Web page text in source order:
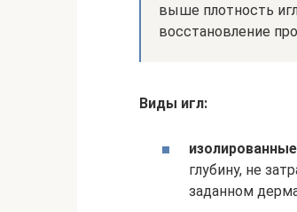
выше плотность
восстановление
Виды игл:
изолированные
глубину, не
заданном